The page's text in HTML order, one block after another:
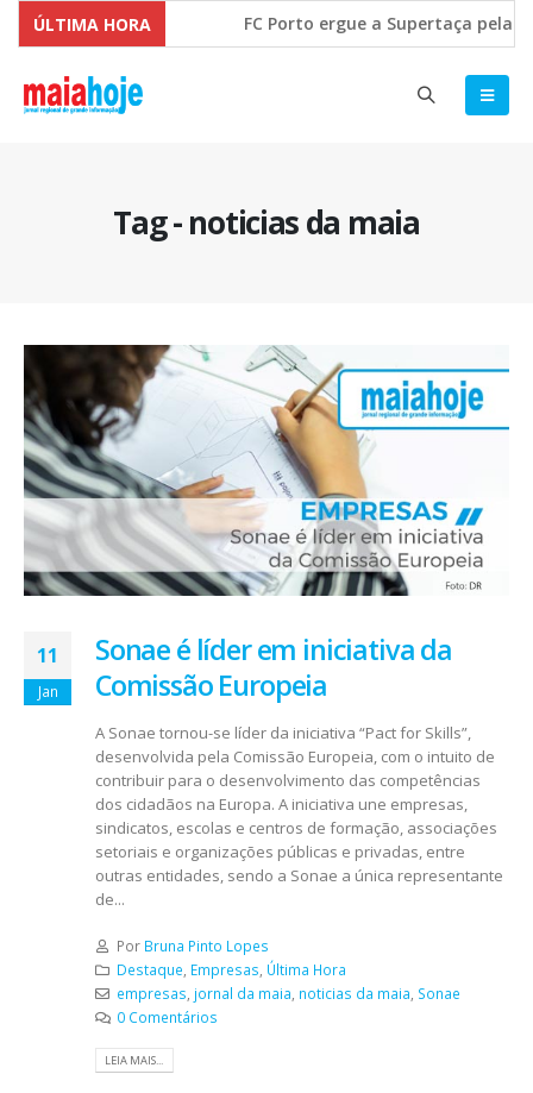
ÚLTIMA HORA FC Porto ergue a Supertaça pela
Comissão Europeia quer ouvir as
Tag - noticias da maia
11
Jan
Sonae é líder em iniciativa da
Comissão Europeia
A Sonae tornou-se líder da iniciativa “Pact for Skills”,
desenvolvida pela Comissão Europeia, com o intuito de
contribuir para o desenvolvimento das competências
dos cidadãos na Europa. A iniciativa une empresas,
sindicatos, escolas e centros de formação, associações
setoriais e organizações públicas e privadas, entre
outras entidades, sendo a Sonae a única representante
de...
Por Bruna Pinto Lopes
Destaque Empresas Última Hora
empresas jornal da maia noticias da maia Sonae
0 Comentários
LEIA MAIS...